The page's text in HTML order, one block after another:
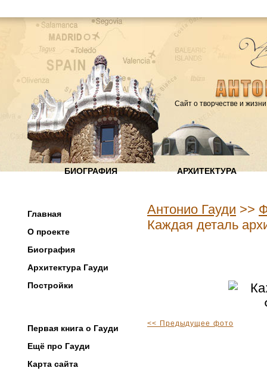
Сайт о творчестве и
БИОГРАФИЯ АРХИТЕКТУРА
Главная
О проекте
Биография
Архитектура Гауди
Постройки
Первая книга о Гауди
Ещё про Гауди
Карта сайта
Антонио Гауди >>
Каждая деталь
<< Предыдущее фото